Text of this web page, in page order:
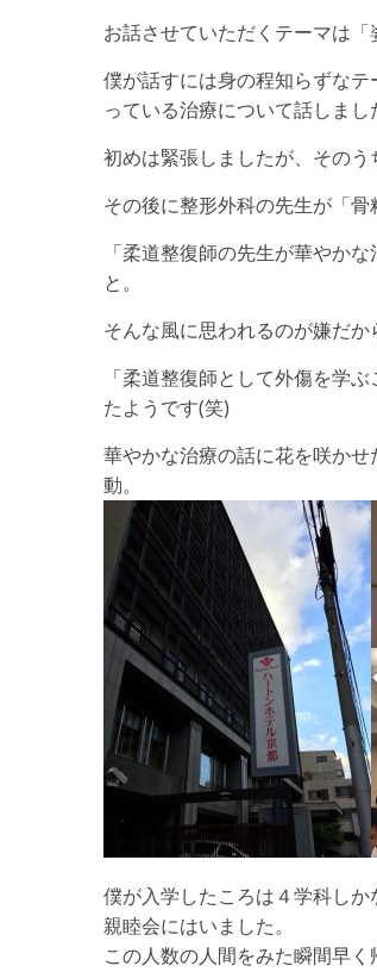
お話させていただくテーマは「
僕が話すには身の程知らずな
っている治療について話しまし
初めは緊張しましたが、その
その後に整形外科の先生が「
「柔道整復師の先生が華やか
と。
そんな風に思われるのが嫌だか
「柔道整復師として外傷を学
たようです(笑)
華やかな治療の話に花を咲か
動。
僕が入学したころは４学科し
親睦会にはいました。
この人数の人間をみた瞬間早